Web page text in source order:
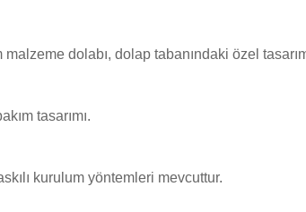
dolabı, dolap tabanındaki özel
tasarımı.
kurulum yöntemleri mevcuttur.